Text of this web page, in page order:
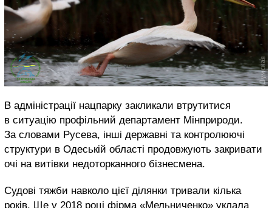
В адміністрації нацпарку закликали втрутитися
в ситуацію профільний департамент Мінприроди.
За словами Русева, інші державні та контролюючі
структури в Одеській області продовжують закривати
очі на витівки недоторканного бізнесмена.
Судові тяжби навколо цієї ділянки тривали кілька
років. Ще у 2018 році фірма «Мельниченко» уклала